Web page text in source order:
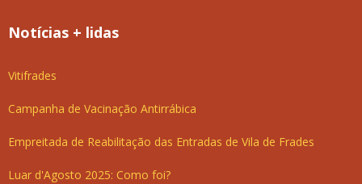
Notícias + lidas
Vitifrades
Campanha de Vacinação Antirrábica
Empreitada de Reabilitação das Entradas de Vila de Frades
Luar d'Agosto 2025: Como foi?